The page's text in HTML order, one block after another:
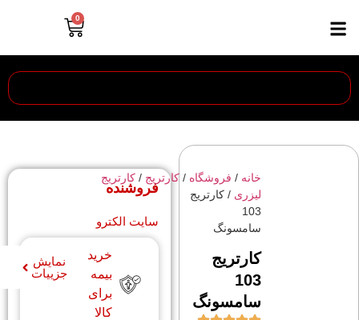
0
فروشنده
سایت الکترو
خرید
بیمه
برای
کالا
نمایش
جزییات
خانه / فروشگاه /کارتریج /کارتریج
لیزری / کارتریج
103
سامسونگ
کارتریج
103
سامسونگ